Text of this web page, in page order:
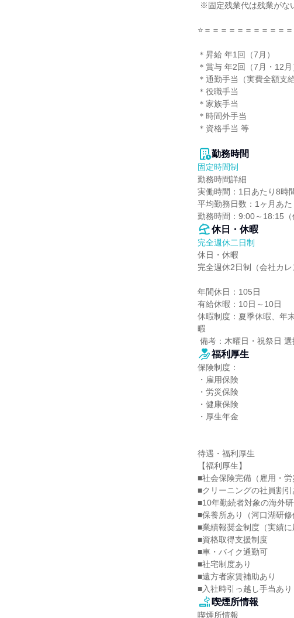
⭐＝＝＝＝＝＝＝＝＝＝
＊昇給 年1回（7月）
＊賞与 年2回（7月・12月
＊通勤手当（実費全額支給
＊役職手当
＊家族手当
＊時間外手当
＊資格手当 等
勤務時間
固定時間制
勤務時間詳細
実働時間：1日あたり8時
平均勤務日数：1ヶ月あた
勤務時間：9:00～18:15（
休日・休暇
完全週休二日制
休日・休暇
完全週休2日制（会社カレ
年間休日：105日
有給休暇：10日～10日
休暇制度：夏季休暇、年
暇
備考：木曜日・祝祭日 選
福利厚生
保険制度：
・雇用保険
・労災保険
・健康保険
・厚生年金
待遇・福利厚生
【福利厚生】
■社会保険完備（雇用・労
■クリーニングの社員割引
■10年勤続者対象の海外
■保養所あり（河口湖研修
■業績報奨金制度（実績
■資格取得支援制度
■車・バイク通勤可
■社宅制度あり
■遠方者家賃補助あり
■入社時引っ越し手当あり
喫煙所情報
喫煙所情報